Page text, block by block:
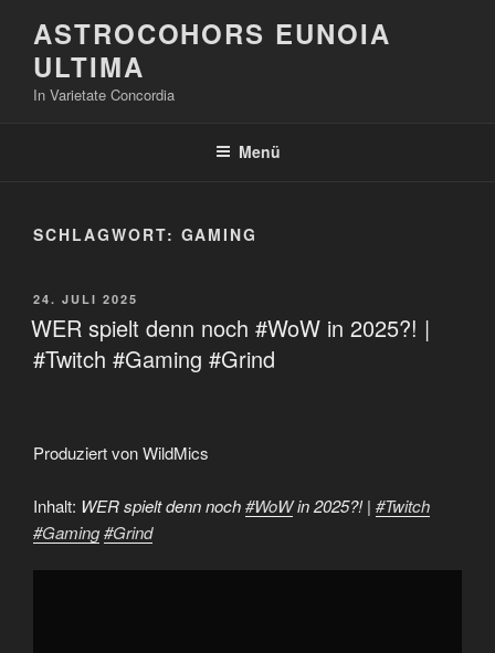
Inhalt
springen
ASTROCOHORS EUNOIA
ULTIMA
In Varietate Concordia
Menü
SCHLAGWORT: GAMING
VERÖFFENTLICHT
AM
24. JULI 2025
WER spielt denn noch #WoW in 2025?! |
#Twitch #Gaming #Grind
Produziert von WildMics
Inhalt: WER spielt denn noch#WoWin 2025?! | #Twitch
#Gaming#Grind
„WER